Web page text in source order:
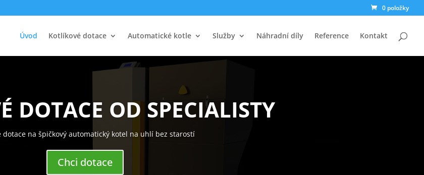
0 položky
Úvod Kotlíkové dotace Automatické kotle Služby Náhradní díly Reference Kontakt
DOTACE OD SPECIALISTY
dotace na špičkový automatický kotel na uhlí bez starostí
Chci dotace